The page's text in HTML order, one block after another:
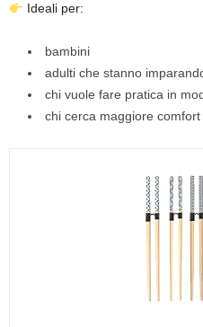
Ideali per:
bambini
adulti che stanno
chi vuole fare pratica in
chi cerca maggiore